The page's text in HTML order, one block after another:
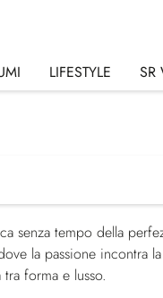
LIFESTYLE SR
senza tempo della
la passione incontra
forma e lusso.